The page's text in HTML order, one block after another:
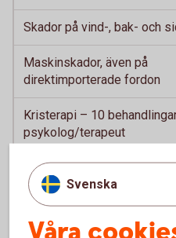
Skador på vind-, bak- och
Maskinskador, även på
direktimporterade fordon
Kristerapi – 10
psykolog/terapeut
Bärgning vid driftstopp
Dina kostnader för ombud
Svenska